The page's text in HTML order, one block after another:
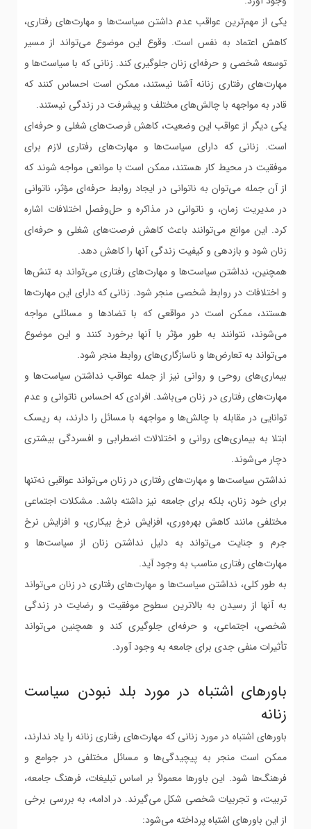
یکی از مهم‌ترین عواقب عدم داشتن سیاست‌ها و مهارت‌های رفتاری،
کاهش اعتماد به نفس است. وقوع این موضوع می‌تواند از مسیر
توسعه شخصی و حرفه‌ای زنان جلوگیری کند. زنانی که با سیاست‌ها و
مهارت‌های رفتاری زنانه آشنا نیستند، ممکن است احساس کنند که
قادر به مواجهه با چالش‌های مختلف و پیشرفت در زندگی نیستند.
یکی دیگر از عواقب این وضعیت، کاهش فرصت‌های شغلی و حرفه‌ای
است. زنانی که دارای سیاست‌ها و مهارت‌های رفتاری لازم برای
موفقیت در محیط کار هستند، ممکن است با موانعی مواجه شوند که
از آن جمله می‌توان به ناتوانی در ایجاد روابط حرفه‌ای مؤثر، ناتوانی
در مدیریت زمان، و ناتوانی در مذاکره و حل‌وفصل اختلافات اشاره
کرد. این موانع می‌توانند باعث کاهش فرصت‌های شغلی و حرفه‌ای
زنان شود و بازدهی و کیفیت زندگی آنها را کاهش دهد.
همچنین، نداشتن سیاست‌ها و مهارت‌های رفتاری می‌تواند به تنش‌ها
و اختلافات در روابط شخصی منجر شود. زنانی که دارای این مهارت‌ها
هستند، ممکن است در مواقعی که با تضادها و مسائلی مواجه
می‌شوند، نتوانند به طور مؤثر با آنها برخورد کنند و این موضوع
می‌تواند به تعارض‌ها و ناسازگاری‌های روابط منجر شود.
بیماری‌های روحی و روانی نیز از جمله عواقب نداشتن سیاست‌ها و
مهارت‌های رفتاری در زنان می‌باشد. افرادی که احساس ناتوانی و عدم
توانایی در مقابله با چالش‌ها و مواجهه با مسائل را دارند، به ریسک
ابتلا به بیماری‌های روانی و اختلالات اضطرابی و افسردگی بیشتری
دچار می‌شوند.
نداشتن سیاست‌ها و مهارت‌های رفتاری در زنان می‌تواند عواقبی نه‌تنها
برای خود زنان، بلکه برای جامعه نیز داشته باشد. مشکلات اجتماعی
مختلفی مانند کاهش بهره‌وری، افزایش نرخ بیکاری، و افزایش نرخ
جرم و جنایت می‌تواند به دلیل نداشتن زنان از سیاست‌ها و
مهارت‌های رفتاری مناسب به وجود آید.
به طور کلی، نداشتن سیاست‌ها و مهارت‌های رفتاری در زنان می‌تواند
به آنها از رسیدن به بالاترین سطوح موفقیت و رضایت در زندگی
شخصی، اجتماعی، و حرفه‌ای جلوگیری کند و همچنین می‌تواند
تأثیرات منفی جدی برای جامعه به وجود آورد.
باورهای اشتباه در مورد بلد نبودن سیاست
زنانه
باورهای اشتباه در مورد زنانی که مهارت‌های رفتاری زنانه را یاد ندارند،
ممکن است منجر به پیچیدگی‌ها و مسائل مختلفی در جوامع و
فرهنگ‌ها شود. این باورها معمولاً بر اساس تبلیغات، فرهنگ جامعه،
تربیت، و تجربیات شخصی شکل می‌گیرند. در ادامه، به بررسی برخی
از این باورهای اشتباه پرداخته می‌شود: